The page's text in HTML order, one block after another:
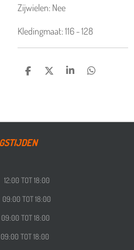
Zijwielen: Nee
Kledingmaat:116 - 128
DELENDEEL SHAREDELEN
TOT 18:00
TOT 18:00
09:00 TOT 18:00
09:00 TOT 18:00